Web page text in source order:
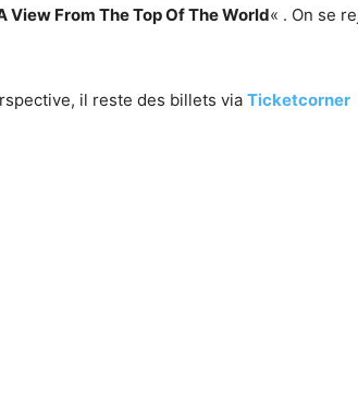
View From The Top Of The World« . On se
il reste des billets via Ticketcorner